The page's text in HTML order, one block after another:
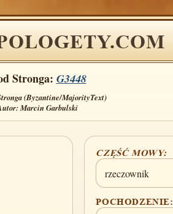
Stronga: G3448
(Byzantine/MajorityText)
Marcin Garbulski
CZĘŚĆ MOWY:
rzeczownik
POCHODZENIE: